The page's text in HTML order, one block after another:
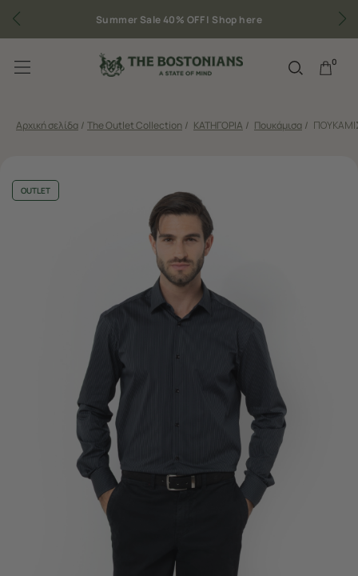
Summer Sale 40% OFF | Shop here
0
Αρχική σελίδα / The Outlet Collection / ΚΑΤΗΓΟΡΙΑ / Πουκάμισα /
OUTLET